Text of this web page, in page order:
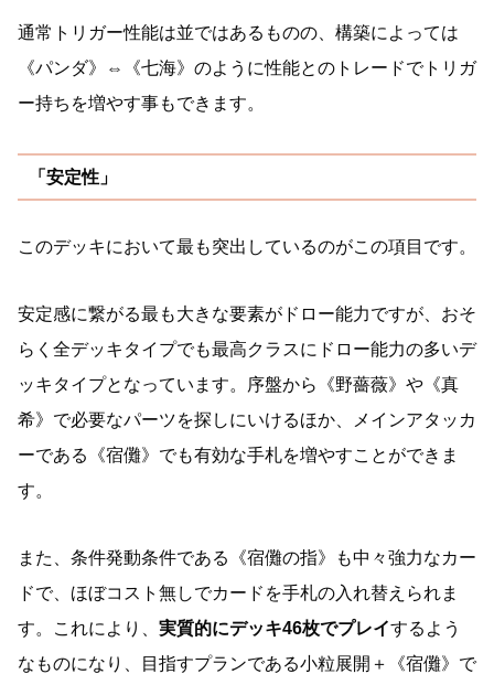
通常トリガー性能は並ではあるものの、構築によっては
《パンダ》⇔《七海》のように性能とのトレードでトリガ
ー持ちを増やす事もできます。
「安定性」
このデッキにおいて最も突出しているのがこの項目です。
安定感に繋がる最も大きな要素がドロー能力ですが、おそ
らく全デッキタイプでも最高クラスにドロー能力の多いデ
ッキタイプとなっています。序盤から《野薔薇》や《真
希》で必要なパーツを探しにいけるほか、メインアタッカ
ーである《宿儺》でも有効な手札を増やすことができま
す。
また、条件発動条件である《宿儺の指》も中々強力なカー
ドで、ほぼコスト無しでカードを手札の入れ替えられま
す。これにより、 実質的にデッキ46枚でプレイするよう
なものになり、目指すプランである小粒展開＋《宿儺》で